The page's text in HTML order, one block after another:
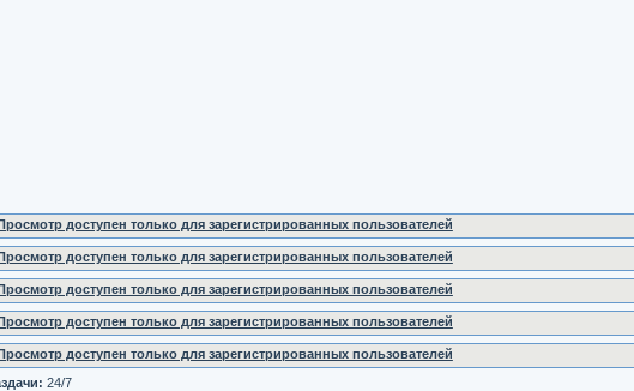
доступен только для зарегистрированных пользователей
доступен только для зарегистрированных пользователей
доступен только для зарегистрированных пользователей
доступен только для зарегистрированных пользователей
доступен только для зарегистрированных пользователей
24/7